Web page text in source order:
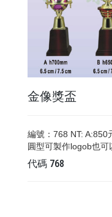
金像獎盃
編號：768 NT:
圓型可製作logob也
代碼 768